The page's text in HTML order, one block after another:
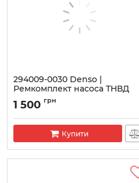
294009-0030 Denso |
Ремкомплект насоса ТНВД
Денсо HP3
Артикул:
1 500 грн
Купити